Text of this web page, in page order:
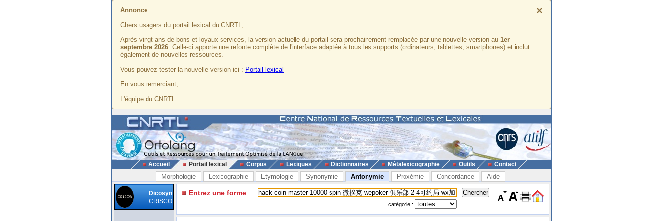
×
Annonce
Chers usagers du portail lexical du CNRTL,
Après vingt ans de bons et loyaux services, la version actuelle du portail sera prochainement remplacée par une nouvelle version au 1er
septembre 2026. Celle-ci apporte une refonte complète de l'interface adaptée à tous les supports (ordinateurs, tablettes, smartphones) et inclut
également de nouvelles ressources.
Vous pouvez tester la nouvelle version ici : Portail lexical
En vous remerciant,
L'équipe du CNRTL
Accueil Portail lexical Corpus Lexiques Dictionnaires Métalexicographie Outils Contact
Morphologie Lexicographie Etymologie Synonymie Antonymie Proxémie Concordance Aide
Dicosyn
CRISCO
Entrez une forme
catégorie :